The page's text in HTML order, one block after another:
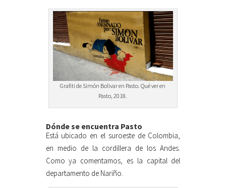
Grafiti de Simón Bolivar en Pasto. Qué ver en
Pasto, 2018.
Dónde se encuentra Pasto
Está ubicado en el suroeste de Colombia,
en medio de la cordillera de los Andes.
Como ya comentamos, es la capital del
departamento de Nariño.